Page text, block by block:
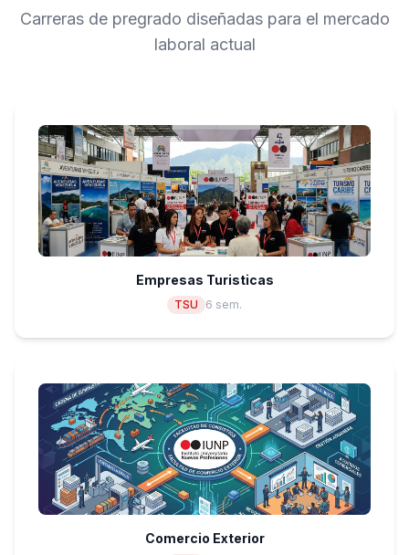
Carreras de pregrado diseñadas para el mercado
laboral actual
Empresas Turisticas
TSU 6 sem.
Comercio Exterior